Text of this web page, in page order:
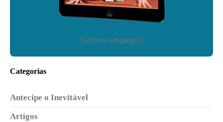
[activecampaign]
Categorias
Antecipe o Inevitável
Artigos